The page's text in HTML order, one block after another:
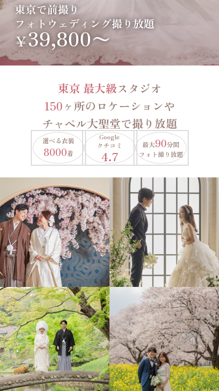
東京で前撮り
フォトウェディング撮り放題
￥39,800〜
東京 最大級スタジオ
150ヶ所のロケーションや
チャペル大聖堂で撮り放題
選べる衣装
8000着
Google
クチコミ
4.7
最大90分間
フォト撮り放題